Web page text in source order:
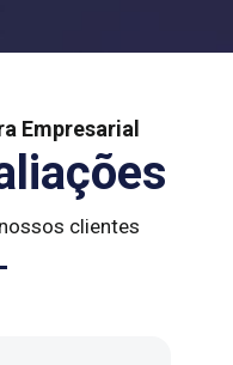
Empresarial
clientes